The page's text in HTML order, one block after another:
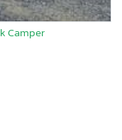
Camper